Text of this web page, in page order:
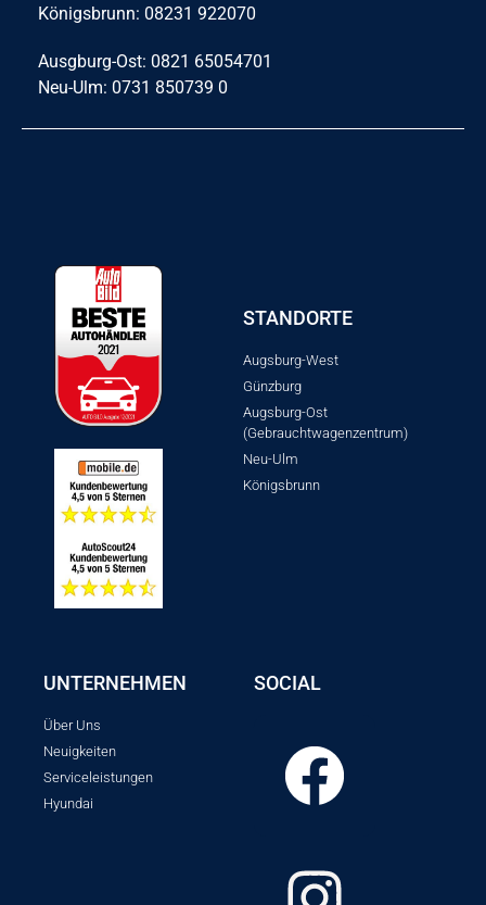
Königsbrunn: 08231 922070
Ausgburg-Ost: 0821 65054701
Neu-Ulm: 0731 850739 0
STANDORTE
Augsburg-West
Günzburg
Augsburg-Ost
(Gebrauchtwagenzentrum)
Neu-Ulm
Königsbrunn
UNTERNEHMEN
Über Uns
Neuigkeiten
Serviceleistungen
Hyundai
SOCIAL